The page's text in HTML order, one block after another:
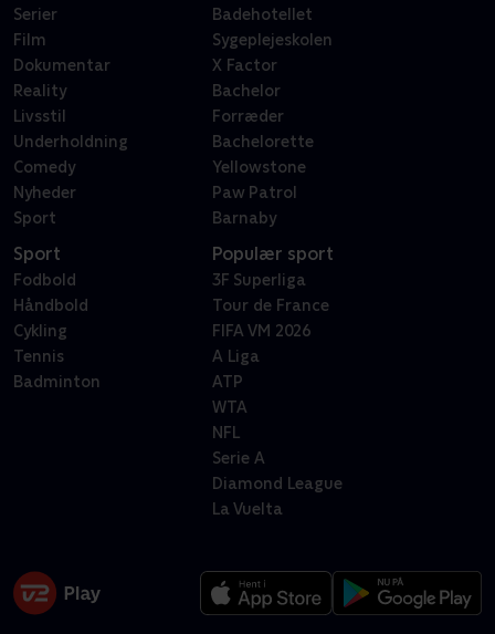
Serier
Film
Dokumentar
Reality
Livsstil
Underholdning
Comedy
Nyheder
Sport
Badehotellet
Sygeplejeskolen
X Factor
Bachelor
Forræder
Bachelorette
Yellowstone
Paw Patrol
Barnaby
Sport
Fodbold
Håndbold
Cykling
Tennis
Badminton
Populær sport
3F Superliga
Tour de France
FIFA VM 2026
A Liga
ATP
WTA
NFL
Serie A
Diamond League
La Vuelta